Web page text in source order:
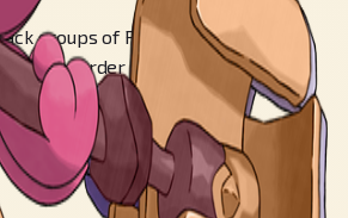
groups of Pawniard and Bisharp,
in order to create a large and